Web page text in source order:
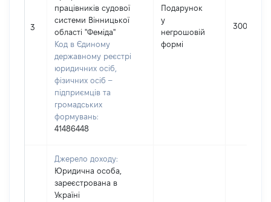
3
працівників судової
системи Вінницької
області "Феміда"
Код в Єдиному
державному реєстрі
юридичних осіб,
фізичних осіб –
підприємців та
громадських
формувань:
41486448
Подарунок
у
негрошовій
формі
300
Джерело доходу:
Юридична особа,
зареєстрована в
Україні